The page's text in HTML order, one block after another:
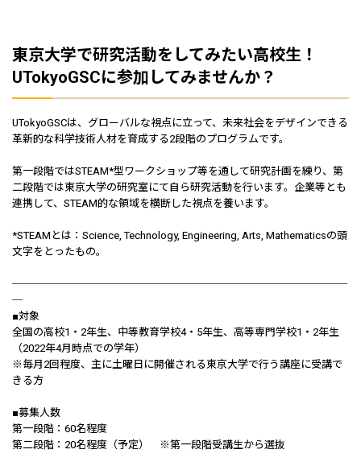
東京大学で研究活動をしてみたい高校生！
UTokyoGSCに参加してみませんか？
UTokyoGSCは、グローバルな視点に立って、未来社会をデザインできる
革新的な科学技術人材を育成する2段階のプログラムです。
第一段階ではSTEAM*型ワークショップ等を通して研究計画を練り、第
二段階では東京大学の研究室にて自ら研究活動を行います。企業等とも
連携して、STEAM的な領域を横断した視点を養います。
*STEAMとは：Science, Technology, Engineering, Arts, Mathematicsの頭
文字をとったもの。
────────────────────────────────
─
■対象
全国の高校1・2年生、中等教育学校4・5年生、高等専門学校1・2年生
（2022年4月時点での学年）
※毎月2回程度、主に土曜日に開催される東京大学で行う講座に受講で
きる方
■募集人数
第一段階：60名程度
第二段階：20名程度（予定） ※第一段階受講生から選抜